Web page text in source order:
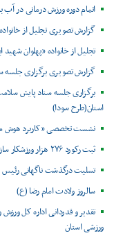
اتمام دوره ورزش درمانی در آب
گزارش تصویری تجلیل از
تجلیل از خانواده «پهلوان شهید
گزارش تصویری برگزاری
برگزاری جلسه ستاد پایش
استان(طرح سودا)
نشست تخصصی «کاربرد هوش
ثبت رکورد ۲۷۶ هزار ورزشکار سازمان‌یافته در سال ۱۴۰۴
تسلیت درگذشت ناگهانی رئیس
سالروز ولادت امام رضا (ع)
تقدیر و قدردانی اداره کل
ورزشی استان